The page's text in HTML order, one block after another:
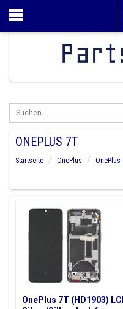
ONEPLUS 7T
Startseite OnePlus OnePlus
OnePlus 7T (HD1903)